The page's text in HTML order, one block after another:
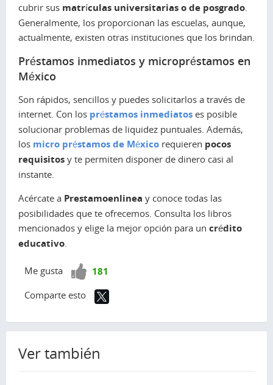
cubrir sus matrículas universitarias o de posgrado.
Generalmente, los proporcionan las escuelas, aunque,
actualmente, existen otras instituciones que los brindan.
Préstamos inmediatos y micropréstamos en
México
Son rápidos, sencillos y puedes solicitarlos a través de
internet. Con los préstamos inmediatos es posible
solucionar problemas de liquidez puntuales. Además,
los micro préstamos de México requieren pocos
requisitos y te permiten disponer de dinero casi al
instante.
Acércate a Prestamoenlinea y conoce todas las
posibilidades que te ofrecemos. Consulta los libros
mencionados y elige la mejor opción para un crédito
educativo
Me gusta
¡Vota181
Comparte esto
Ver también